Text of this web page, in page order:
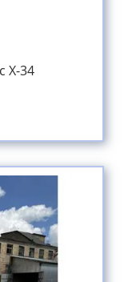
Х-34